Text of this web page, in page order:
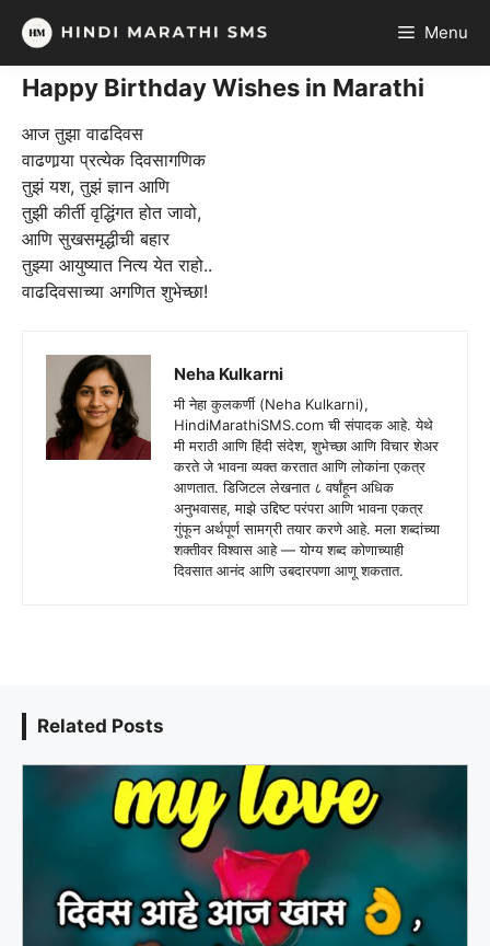
Skip
content
Menu
Happy Birthday Wishes in Marathi
आज तुझा वाढदिवस
वाढणार्‍या प्रत्येक दिवसागणिक
तुझं यश, तुझं ज्ञान आणि
तुझी कीर्ती वृद्धिंगत होत जावो,
आणि सुखसमृद्धीची बहार
तुझ्या आयुष्यात नित्य येत राहो..
वाढदिवसाच्या अगणित शुभेच्छा!
Neha Kulkarni
मी नेहा कुलकर्णी (Neha Kulkarni),
HindiMarathiSMS.com ची संपादक आहे. येथे
मी मराठी आणि हिंदी संदेश, शुभेच्छा आणि विचार शेअर
करते जे भावना व्यक्त करतात आणि लोकांना एकत्र
आणतात. डिजिटल लेखनात ८ वर्षांहून अधिक
अनुभवासह, माझे उद्दिष्ट परंपरा आणि भावना एकत्र
गुंफून अर्थपूर्ण सामग्री तयार करणे आहे. मला शब्दांच्या
शक्तीवर विश्वास आहे — योग्य शब्द कोणाच्याही
दिवसात आनंद आणि उबदारपणा आणू शकतात.
Related Posts